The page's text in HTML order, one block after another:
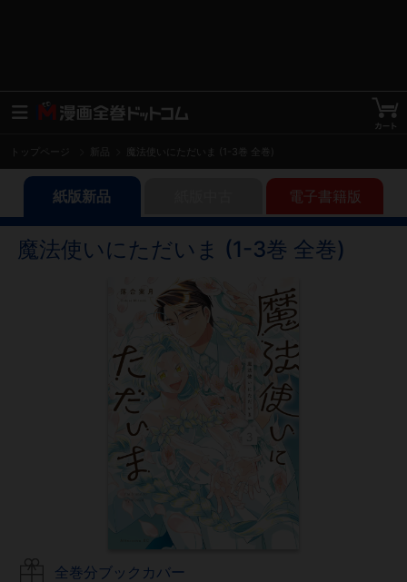
トップページ 魔法使いにただいま (1-3巻 全巻)
紙版新品 電子書籍版
魔法使いにただいま (1-3巻 全巻)
全巻分ブックカバー